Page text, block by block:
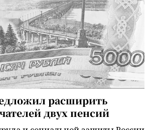
расширить
двух пенсий